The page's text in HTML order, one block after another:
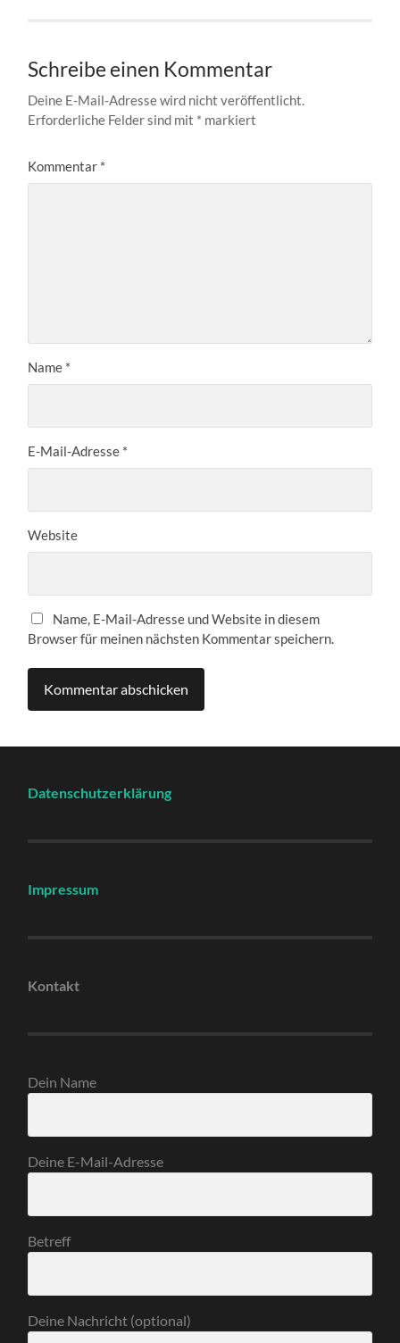
Schreibe einen Kommentar
Deine E-Mail-Adresse wird nicht veröffentlicht.
Erforderliche Felder sind mit * markiert
Kommentar *
Name *
E-Mail-Adresse *
Website
Name, E-Mail-Adresse und Website in diesem
Browser für meinen nächsten Kommentar speichern.
Datenschutzerklärung
Impressum
Kontakt
Dein Name
Deine E-Mail-Adresse
Betreff
Deine Nachricht (optional)